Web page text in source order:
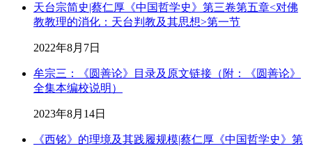
天台宗简史|蔡仁厚《中国哲学史》第三卷第五章<对佛
教教理的消化：天台判教及其思想>第一节
2022年8月7日
牟宗三：《圆善论》目录及原文链接（附：《圆善论》
全集本编校说明）
2023年8月14日
《西铭》的理境及其践履规模|蔡仁厚《中国哲学史》第